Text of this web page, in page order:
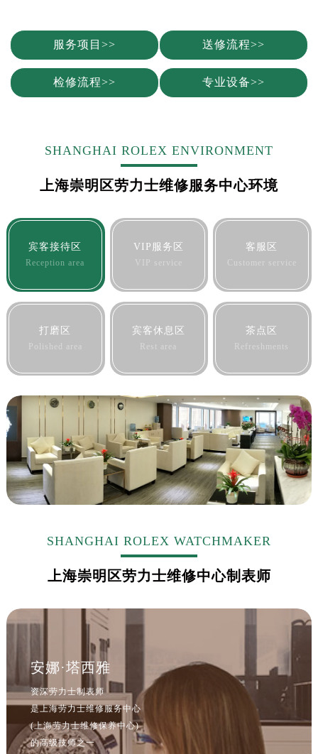
服务项目>> 送修流程>>
检修流程>> 专业设备>>
SHANGHAI ROLEX ENVIRONMENT
上海崇明区劳力士维修服务中心环境
宾客接待区
Reception area
VIP服务区
VIP service
客服区
Customer service
打磨区
Polished area
宾客休息区
Rest area
茶点区
Refreshments
SHANGHAI ROLEX WATCHMAKER
上海崇明区劳力士维修中心制表师
安娜·塔西雅
资深劳力士制表师
是上海劳力士维修服务中心
(上海劳力士维修保养中心)
的高级技师之一